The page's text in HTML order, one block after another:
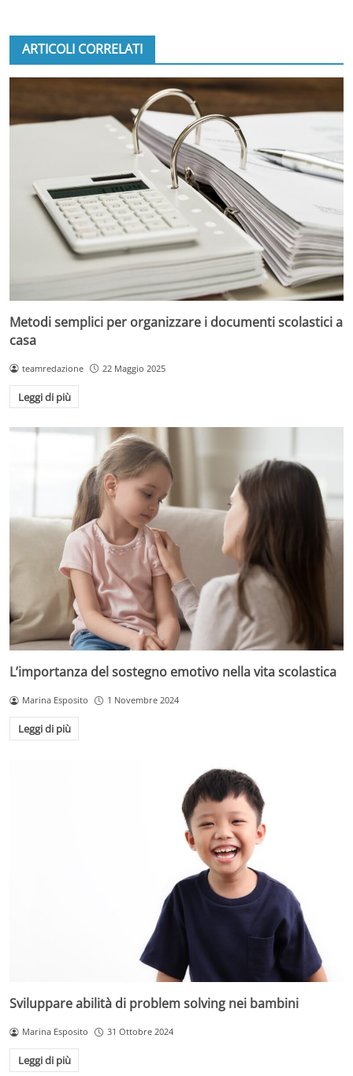
ARTICOLI CORRELATI
Metodi semplici per organizzare i documenti scolastici a
casa
teamredazione 22 Maggio 2025
Leggi di più
L’importanza del sostegno emotivo nella vita scolastica
Marina Esposito 1 Novembre 2024
Leggi di più
Sviluppare abilità di problem solving nei bambini
Marina Esposito 31 Ottobre 2024
Leggi di più